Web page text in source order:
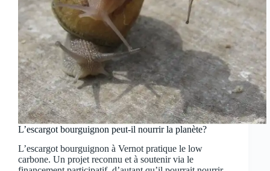
L’escargot bourguignon peut-il nourrir la planète?
L’escargot bourguignon à Vernot pratique le low
carbone. Un projet reconnu et à soutenir via le